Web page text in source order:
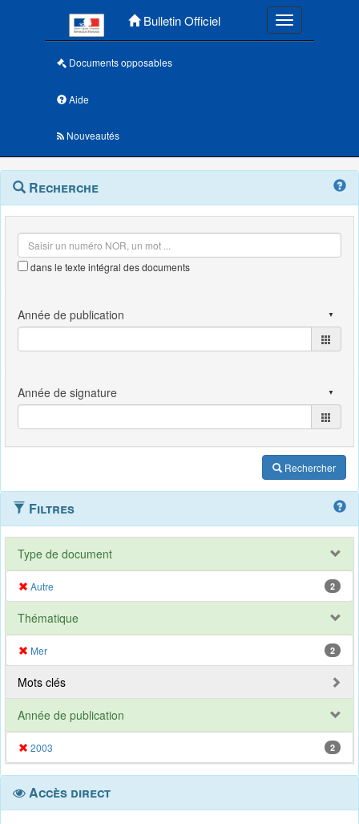
Bulletin Officiel Toggle
Documents opposables
Aide
Nouveautés
Navigation
outils
Menu
contextuel
Recherche
dans le texte intégral des documents
Rechercher
Filtres
Type de document
Autre 2
Thématique
Mer 2
Mots clés
Année de publication
2003 2
Accès direct